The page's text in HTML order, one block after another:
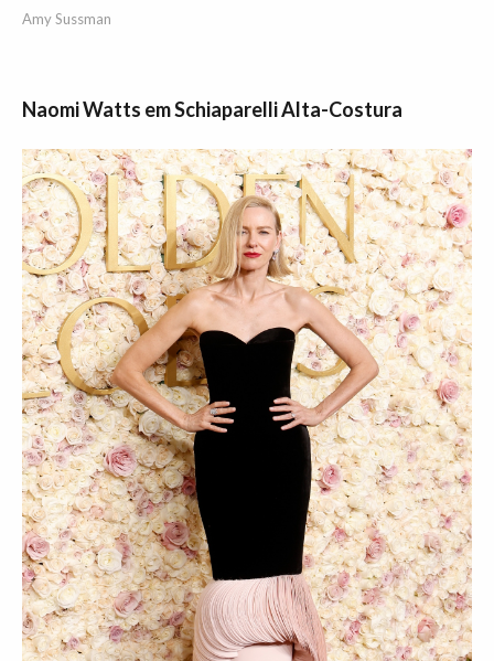
Amy Sussman
Naomi Watts em Schiaparelli Alta-Costura